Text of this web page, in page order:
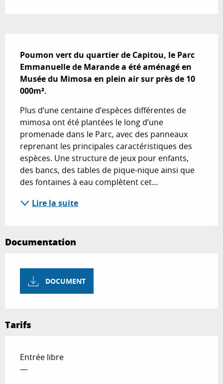
Poumon vert du quartier de Capitou, le Parc
Emmanuelle de Marande a été aménagé en
Musée du Mimosa en plein air sur près de 10
000m².
Plus d’une centaine d’espèces différentes de
mimosa ont été plantées le long d’une
promenade dans le Parc, avec des panneaux
reprenant les principales caractéristiques des
espèces. Une structure de jeux pour enfants,
des bancs, des tables de pique-nique ainsi que
des fontaines à eau complètent cet...
Lire la suite
Documentation
DOCUMENT
Tarifs
Entrée libre
—